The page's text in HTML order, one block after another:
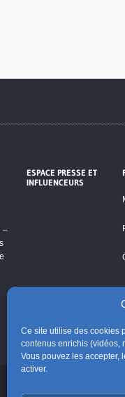
Ce site utilise des cookies
contenus enrichis (vidéos,
Vous pouvez les accepter,
activer.
–
ESPACE PRESSE ET
INFLUENCEURS